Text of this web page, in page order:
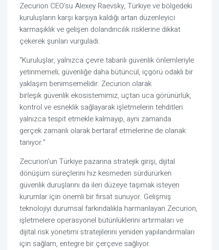
Zecurion CEO’su Alexey Raevsky, Türkiye ve bölgedeki
kuruluşların karşı karşıya kaldığı artan düzenleyici
karmaşıklık ve gelişen dolandırıcılık risklerine dikkat
çekerek şunları vurguladı:
“Kuruluşlar, yalnızca çevre tabanlı güvenlik önlemleriyle
yetinmemeli; güvenliğe daha bütüncül, içgörü odaklı bir
yaklaşım benimsemelidir. Zecurion olarak
birleşik güvenlik ekosistemimiz, uçtan uca görünürlük,
kontrol ve esneklik sağlayarak işletmelerin tehditleri
yalnızca tespit etmekle kalmayıp, aynı zamanda
gerçek zamanlı olarak bertaraf etmelerine de olanak
tanıyor.”
Zecurion’un Türkiye pazarına stratejik girişi, dijital
dönüşüm süreçlerini hız kesmeden sürdürürken
güvenlik duruşlarını da ileri düzeye taşımak isteyen
kurumlar için önemli bir fırsat sunuyor. Gelişmiş
teknolojiyi durumsal farkındalıkla harmanlayan Zecurion,
işletmelere operasyonel bütünlüklerini artırmaları ve
dijital risk yönetimi stratejilerini yeniden yapılandırmaları
için sağlam, entegre bir çerçeve sağlıyor.